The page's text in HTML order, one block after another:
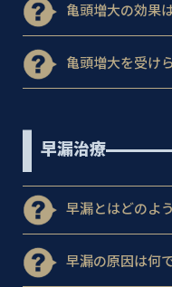
亀頭増大の効果
亀頭増大を受け
早漏治療
早漏とはどのよ
早漏の原因は何